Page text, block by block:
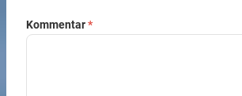
Kommentar*